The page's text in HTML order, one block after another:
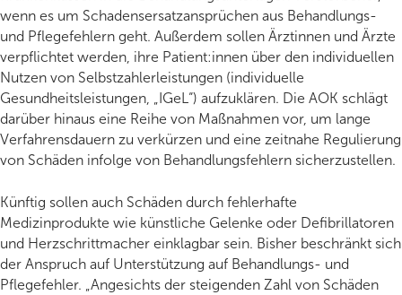
wenn es um Schadensersatzansprüchen aus Behandlungs-
und Pflegefehlern geht. Außerdem sollen Ärztinnen und Ärzte
verpflichtet werden, ihre Patient:innen über den individuellen
Nutzen von Selbstzahlerleistungen (individuelle
Gesundheitsleistungen, „IGeL“) aufzuklären. Die AOK schlägt
darüber hinaus eine Reihe von Maßnahmen vor, um lange
Verfahrensdauern zu verkürzen und eine zeitnahe Regulierung
von Schäden infolge von Behandlungsfehlern sicherzustellen.
Künftig sollen auch Schäden durch fehlerhafte
Medizinprodukte wie künstliche Gelenke oder Defibrillatoren
und Herzschrittmacher einklagbar sein. Bisher beschränkt sich
der Anspruch auf Unterstützung auf Behandlungs- und
Pflegefehler. „Angesichts der steigenden Zahl von Schäden